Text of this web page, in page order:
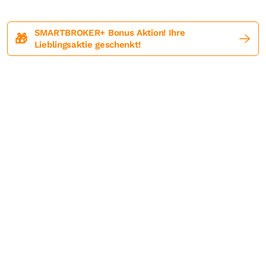
🎁
SMARTBROKER+ Bonus Aktion! Ihre
Lieblingsaktie geschenkt!